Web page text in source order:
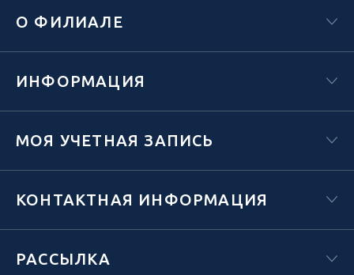
О ФИЛИАЛЕ
ИНФОРМАЦИЯ
МОЯ УЧЕТНАЯ ЗАПИСЬ
КОНТАКТНАЯ ИНФОРМАЦИЯ
РАССЫЛКА